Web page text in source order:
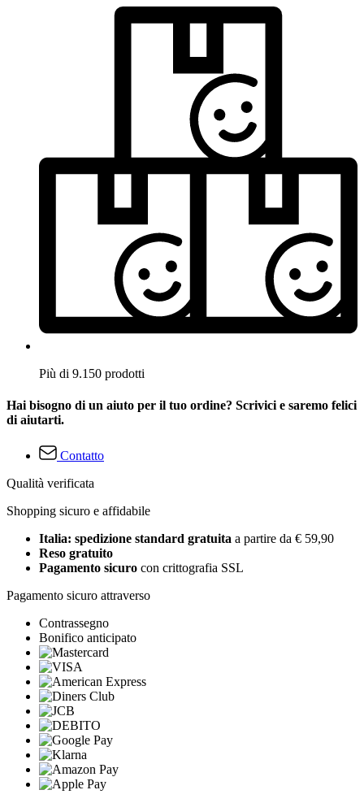
Più di 9.150 prodotti
Hai bisogno di un aiuto per il tuo ordine? Scrivici e saremo felici
di aiutarti.
Contatto
Qualità verificata
Shopping sicuro e affidabile
Italia: spedizione standard gratuita a partire da € 59,90
Reso gratuito
Pagamento sicuro con crittografia SSL
Pagamento sicuro attraverso
Contrassegno
Bonifico anticipato